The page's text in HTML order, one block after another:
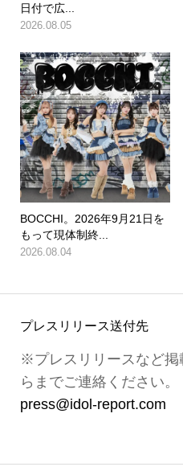
日付で広...
2026.08.05
BOCCHI。2026年9月21日を
もって現体制終...
2026.08.04
プレスリリース送付先
※プレスリリースなど掲
らまでご連絡ください。
press@idol-report.com